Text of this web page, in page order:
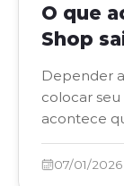
O que
Shop
Depender
colocar
acontece
07/01/2026